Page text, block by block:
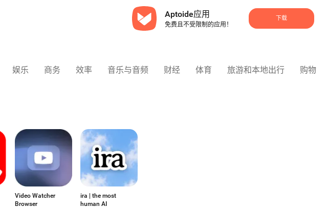
Aptoide应用
免费且不受限制的应用！
下载
娱乐 商务 效率 音乐与音频 财经 体育 旅游和本地出行 购物
Video Watcher
Browser
ira | the most
human AI